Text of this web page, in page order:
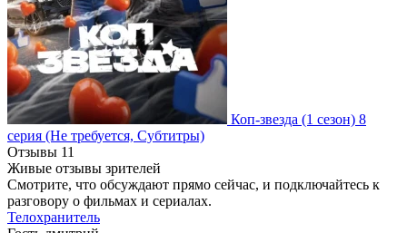
Коп-звезда (1 сезон) 8
серия (Не требуется, Субтитры)
Отзывы 11
Живые отзывы зрителей
Смотрите, что обсуждают прямо сейчас, и подключайтесь к
разговору о фильмах и сериалах.
Телохранитель